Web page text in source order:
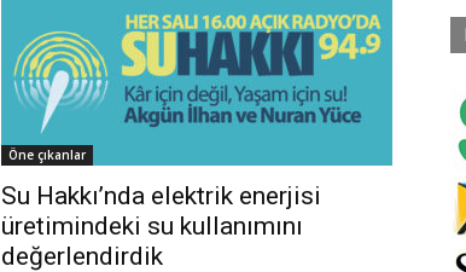
Öne çıkanlar
Su Hakkı’nda elektrik enerjisi
üretimindeki su kullanımını
değerlendirdik